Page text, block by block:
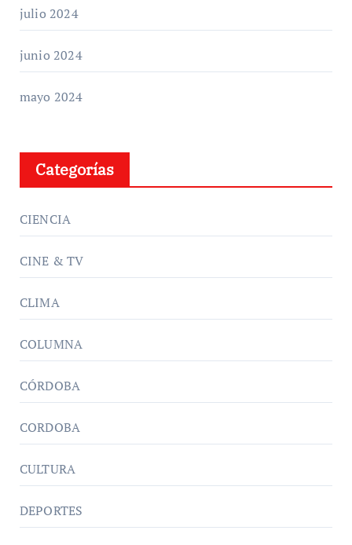
julio 2024
junio 2024
mayo 2024
Categorías
CIENCIA
CINE & TV
CLIMA
COLUMNA
CÓRDOBA
CORDOBA
CULTURA
DEPORTES